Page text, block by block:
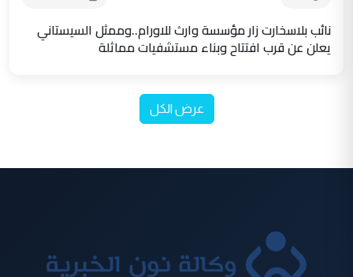
نائب بلاسخارت زار مؤسسة وارث للاورام..وممثل السيستاني
يعلن عن قرب افتتاح وبناء مستشفيات مماثلة
عرض الكل